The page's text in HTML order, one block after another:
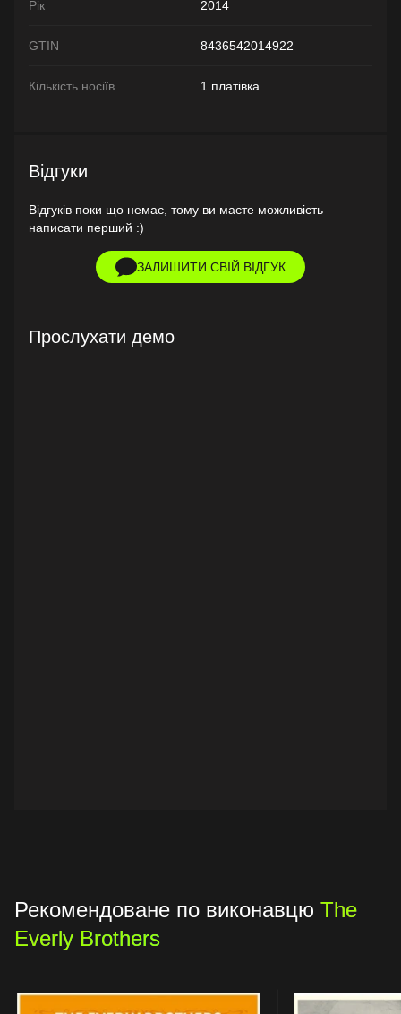
Рік 2014
GTIN 8436542014922
Кількість носіїв 1 платівка
Відгуки
Відгуків поки що немає, тому ви маєте можливість
написати перший :)
ЗАЛИШИТИ СВІЙ ВІДГУК
Прослухати демо
Рекомендоване по виконавцю The
Everly Brothers